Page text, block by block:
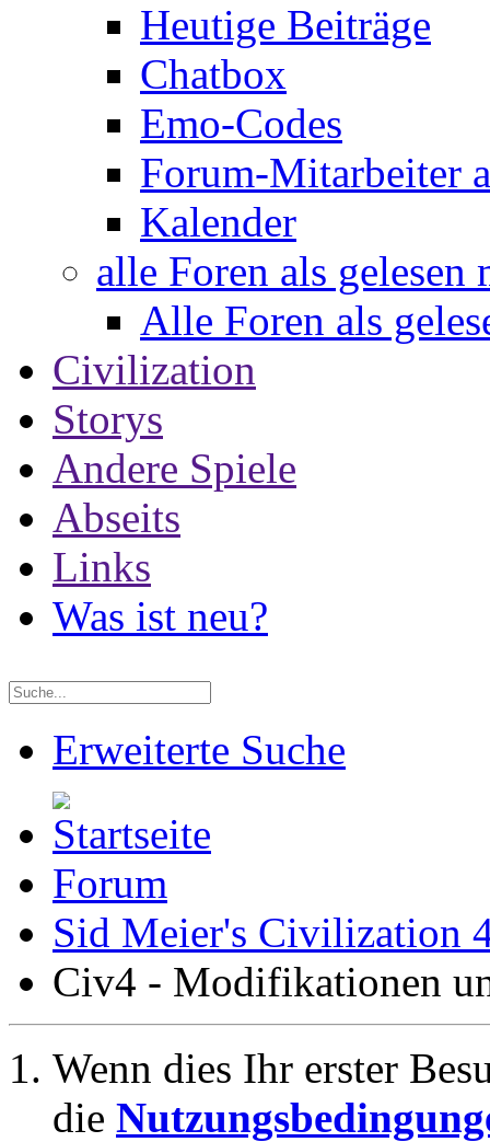
Heutige Beiträge
Chatbox
Emo-Codes
Forum-Mitarbeiter
Kalender
alle Foren als gelesen
Alle Foren als
Civilization
Storys
Andere Spiele
Abseits
Links
Was ist neu?
Erweiterte Suche
Forum
Sid Meier's Civilization
Civ4 - Modifikationen
Wenn dies Ihr erster
die